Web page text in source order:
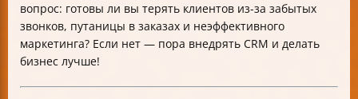
вопрос: готовы ли вы терять клиентов из-за забытых
звонков, путаницы в заказах и неэффективного
маркетинга? Если нет — пора внедрять CRM и делать
бизнес лучше!